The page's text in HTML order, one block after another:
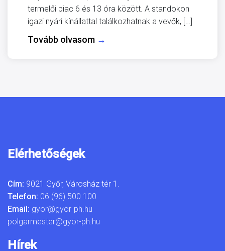
termelői piac 6 és 13 óra között. A standokon
igazi nyári kínállattal találkozhatnak a vevők, […]
Tovább olvasom →
Elérhetőségek
Cím: 9021 Győr, Városház tér 1.
Telefon: 06 (96) 500 100
Email: gyor@gyor-ph.hu
polgarmester@gyor-ph.hu
Hírek